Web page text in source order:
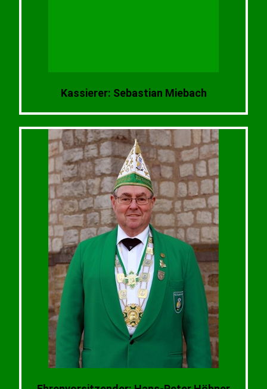
Kassierer: Sebastian Miebach